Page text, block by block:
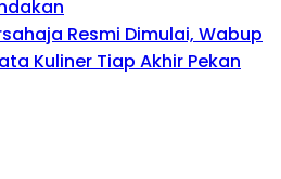
Resmi Dimulai, Wabup
Kuliner Tiap Akhir Pekan